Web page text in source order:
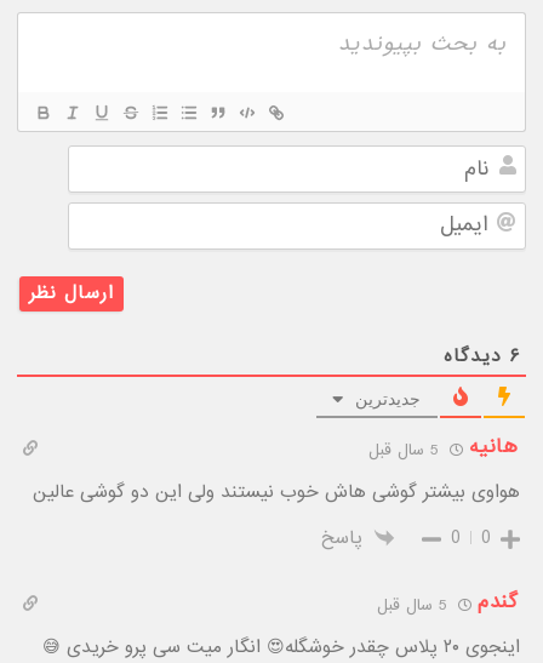
نام
ایمیل
۶ دیدگاه
جدیدترین
هانیه
هواوی بیشتر گوشی هاش خوب نیستند ولی این دو گوشی عالین
0
0 پاسخ
گندم
اینجوی ۲۰ پلاس چقدر خوشگله😍 انگار میت سی پرو خریدی 😅